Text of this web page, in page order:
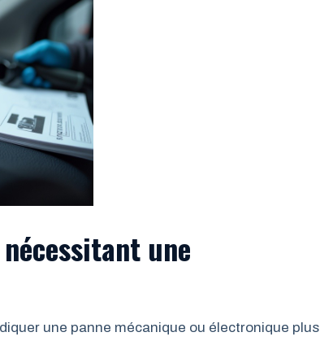
une
une panne mécanique ou électronique plus